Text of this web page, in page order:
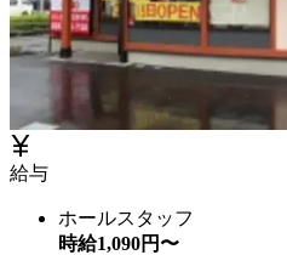
給与
ホールスタッフ
時給1,090円〜